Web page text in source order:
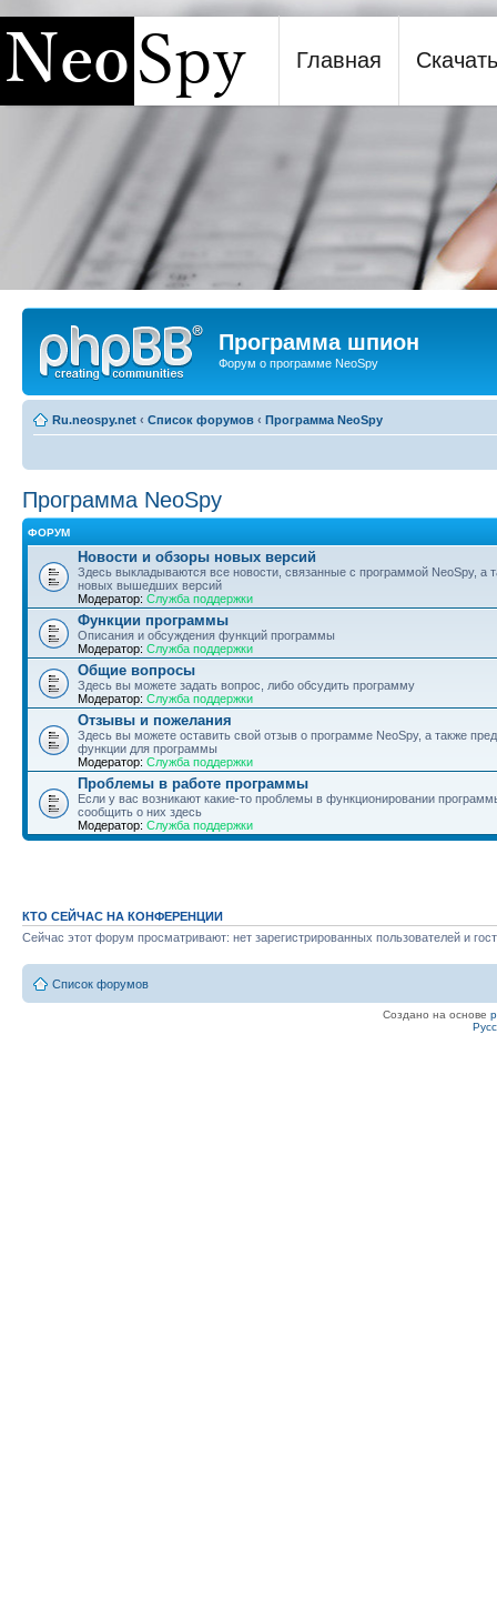
Программа шпион NeoSpy
Главная Скачать
Программа шпион
Форум о программе NeoSpy
Ru.neospy.net ‹ Список форумов ‹ Программа NeoSpy
Программа NeoSpy
ФОРУМ
Новости и обзоры новых версий
Здесь выкладываются все новости, связанные с программой NeoSpy, а
новых вышедших версий
Модератор: Служба поддержки
Функции программы
Описания и обсуждения функций программы
Модератор: Служба поддержки
Общие вопросы
Здесь вы можете задать вопрос, либо обсудить программу
Модератор: Служба поддержки
Отзывы и пожелания
Здесь вы можете оставить свой отзыв о программе NeoSpy, а также
функции для программы
Модератор: Служба поддержки
Проблемы в работе программы
Если у вас возникают какие-то проблемы в функционировании
сообщить о них здесь
Модератор: Служба поддержки
КТО СЕЙЧАС НА КОНФЕРЕНЦИИ
Сейчас этот форум просматривают: нет зарегистрированных пользователей и
Список форумов
Создано на основе